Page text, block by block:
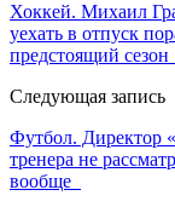
Хоккей. Михаил
уехать в отпуск
предстоящий сезон
Следующая запись
Футбол. Директор
тренера не
вообще